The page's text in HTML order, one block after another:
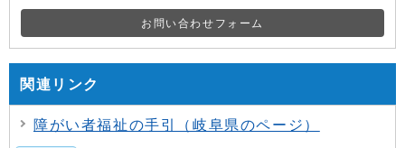
お問い合わせフォーム
関連リンク
障がい者福祉の手引（岐阜県のページ）